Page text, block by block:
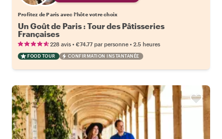
Profitez de Paris avec l'hôte votre choix
Un Goût de Paris : Tour des Pâtisseries
Françaises
228 avis • €74.77 par personne • 2.5 heures
FOOD TOUR CONFIRMATION INSTANTANÉE